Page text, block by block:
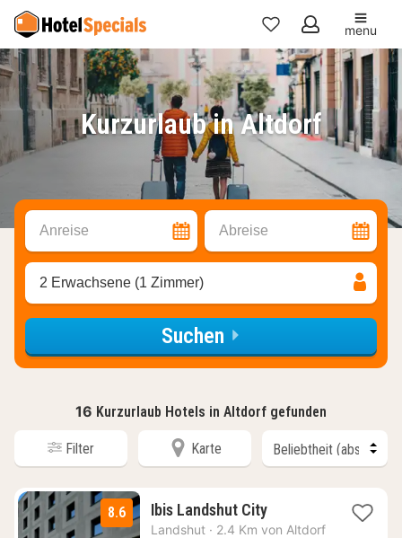
Meine
Favoriten
menu
Kurzurlaub in Altdorf
Anreise Abreise
2 Erwachsene (1 Zimmer)
Suchen
16 Kurzurlaub Hotels in Altdorf gefunden
Filter Karte
8.6 Ibis Landshut City1
Nacht
Landshut · 2.4 Km von Altdorf